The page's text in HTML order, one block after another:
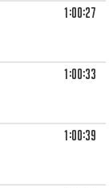
1:00:27
1:00:33
1:00:39